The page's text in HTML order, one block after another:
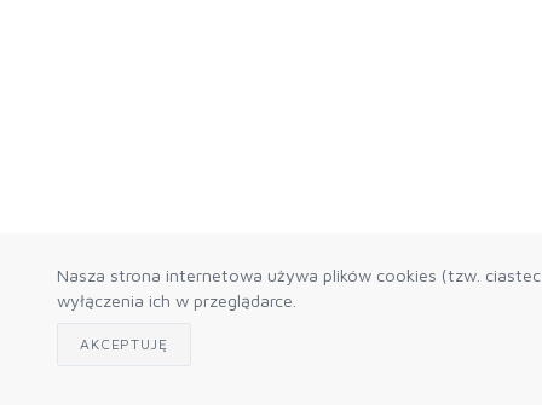
Nasza strona internetowa używa plików cookies (tzw.
wyłączenia ich w przeglądarce.
AKCEPTUJĘ